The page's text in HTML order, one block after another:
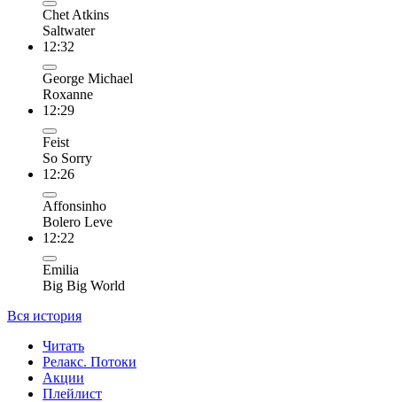
Chet Atkins
Saltwater
12:32
George Michael
Roxanne
12:29
Feist
So Sorry
12:26
Affonsinho
Bolero Leve
12:22
Emilia
Big Big World
Вся история
Читать
Релакс. Потоки
Акции
Плейлист